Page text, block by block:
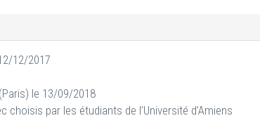
12/2017
le 13/09/2018
par les étudiants de l’Université d’Amiens